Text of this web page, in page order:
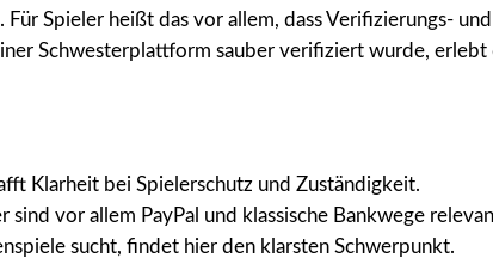
Spieler heißt das vor allem, dass Verifizierungs-
Schwesterplattform sauber verifiziert wurde,
Klarheit bei Spielerschutz und Zuständigkeit.
sind vor allem PayPal und klassische Bankwege
sucht, findet hier den klarsten Schwerpunkt.